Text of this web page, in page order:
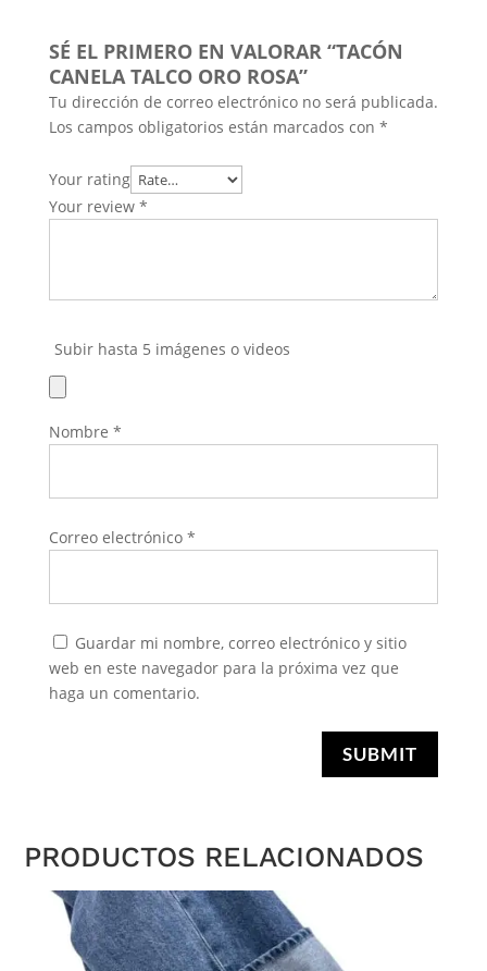
SÉ EL PRIMERO EN VALORAR “TACÓN
CANELA TALCO ORO ROSA”
Tu dirección de correo electrónico no será publicada.
Los campos obligatorios están marcados con *
Your rating
Your review *
Subir hasta 5 imágenes o videos
Nombre *
Correo electrónico *
Guardar mi nombre, correo electrónico y sitio
web en este navegador para la próxima vez que
haga un comentario.
SUBMIT
PRODUCTOS RELACIONADOS